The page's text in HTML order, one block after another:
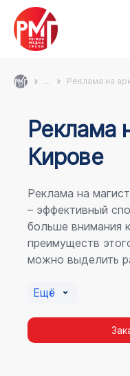
... Реклама на
Реклама
Кирове
Реклама на
– эффективный
больше внимания
преимуществ
можно выделить
пешеходному
повторных
Ещё